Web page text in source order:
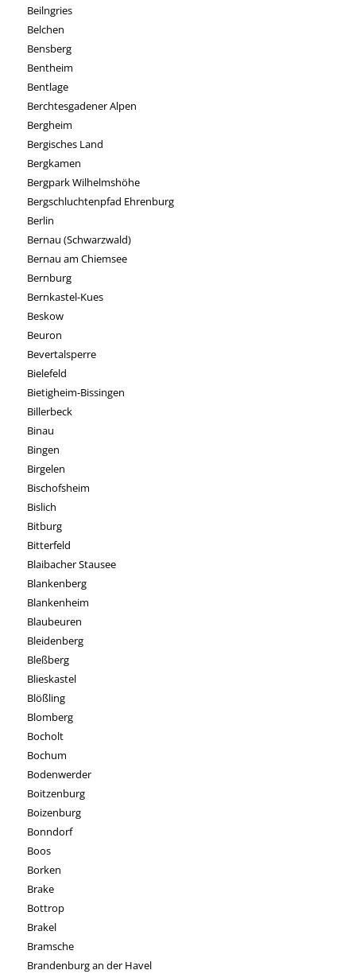
Beilngries
Belchen
Bensberg
Bentheim
Bentlage
Berchtesgadener Alpen
Bergheim
Bergisches Land
Bergkamen
Bergpark Wilhelmshöhe
Bergschluchtenpfad Ehrenburg
Berlin
Bernau (Schwarzwald)
Bernau am Chiemsee
Bernburg
Bernkastel-Kues
Beskow
Beuron
Bevertalsperre
Bielefeld
Bietigheim-Bissingen
Billerbeck
Binau
Bingen
Birgelen
Bischofsheim
Bislich
Bitburg
Bitterfeld
Blaibacher Stausee
Blankenberg
Blankenheim
Blaubeuren
Bleidenberg
Bleßberg
Blieskastel
Blößling
Blomberg
Bocholt
Bochum
Bodenwerder
Boitzenburg
Boizenburg
Bonndorf
Boos
Borken
Brake
Bottrop
Brakel
Bramsche
Brandenburg an der Havel